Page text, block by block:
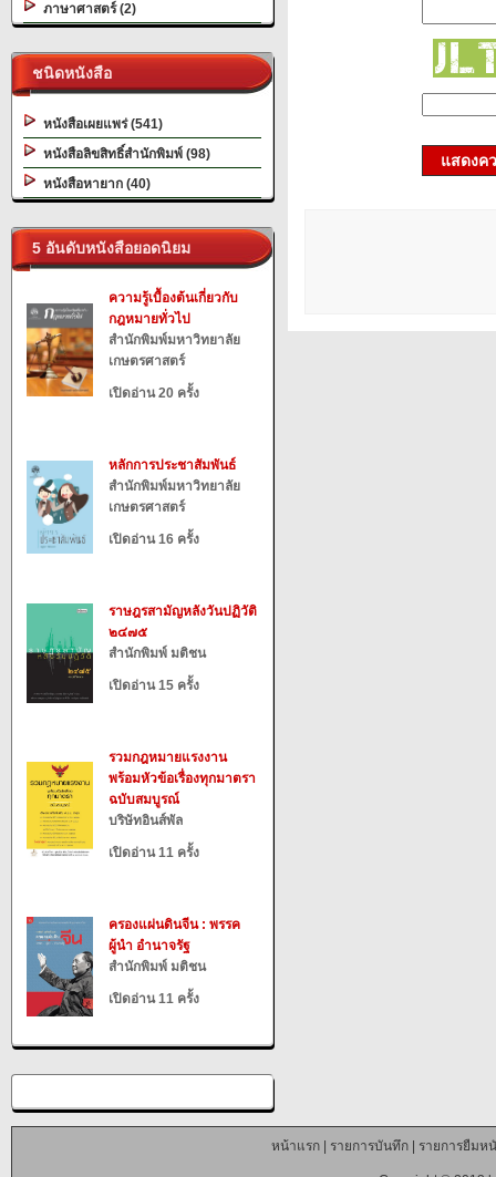
ภาษาศาสตร์ (2)
ชนิดหนังสือ
หนังสือเผยแพร่ (541)
หนังสือลิขสิทธิ์สำนักพิมพ์ (98)
หนังสือหายาก (40)
5 อันดับหนังสือยอดนิยม
ความรู้เบื้องต้นเกี่ยวกับ
กฎหมายทั่วไป
สำนักพิมพ์มหาวิทยาลัย
เกษตรศาสตร์
เปิดอ่าน 20 ครั้ง
หลักการประชาสัมพันธ์
สำนักพิมพ์มหาวิทยาลัย
เกษตรศาสตร์
เปิดอ่าน 16 ครั้ง
ราษฎรสามัญหลังวันปฏิวัติ
๒๔๗๕
สำนักพิมพ์ มติชน
เปิดอ่าน 15 ครั้ง
รวมกฎหมายแรงงาน
พร้อมหัวข้อเรื่องทุกมาตรา
ฉบับสมบูรณ์
บริษัทอินส์พัล
เปิดอ่าน 11 ครั้ง
ครองแผ่นดินจีน : พรรค
ผู้นำ อำนาจรัฐ
สำนักพิมพ์ มติชน
เปิดอ่าน 11 ครั้ง
แสดงค
หน้าแรก| รายการบันทึก| รายการยืมห